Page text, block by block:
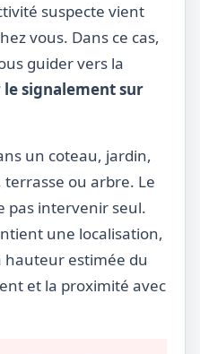
suspecte vient
vous. Dans ce cas,
guider vers la
signalement sur
un coteau, jardin,
ou arbre. Le
pas intervenir seul.
une localisation,
hauteur estimée du
et la proximité avec